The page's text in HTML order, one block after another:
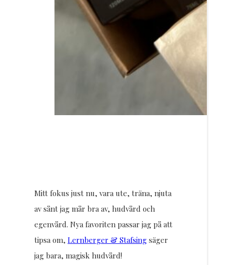
Mitt fokus just nu, vara ute, träna, njuta
av sånt jag mår bra av, hudvård och
egenvård. Nya favoriten passar jag på att
tipsa om, Lernberger & Stafsing säger
jag bara, magisk hudvård!